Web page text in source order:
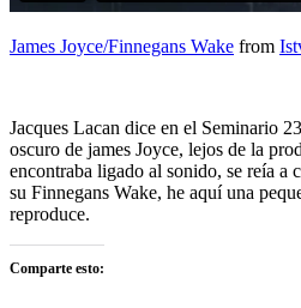
James Joyce/Finnegans Wake from
Jacques Lacan dice en el Seminario
oscuro de james Joyce, lejos de la
encontraba ligado al sonido, se reía a
su Finnegans Wake, he aquí una
reproduce.
Comparte esto: